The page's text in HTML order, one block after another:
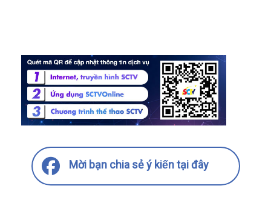
Mời bạn chia sẻ ý kiến tại đây